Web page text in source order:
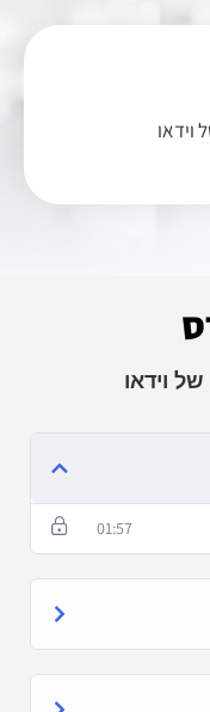
01:57